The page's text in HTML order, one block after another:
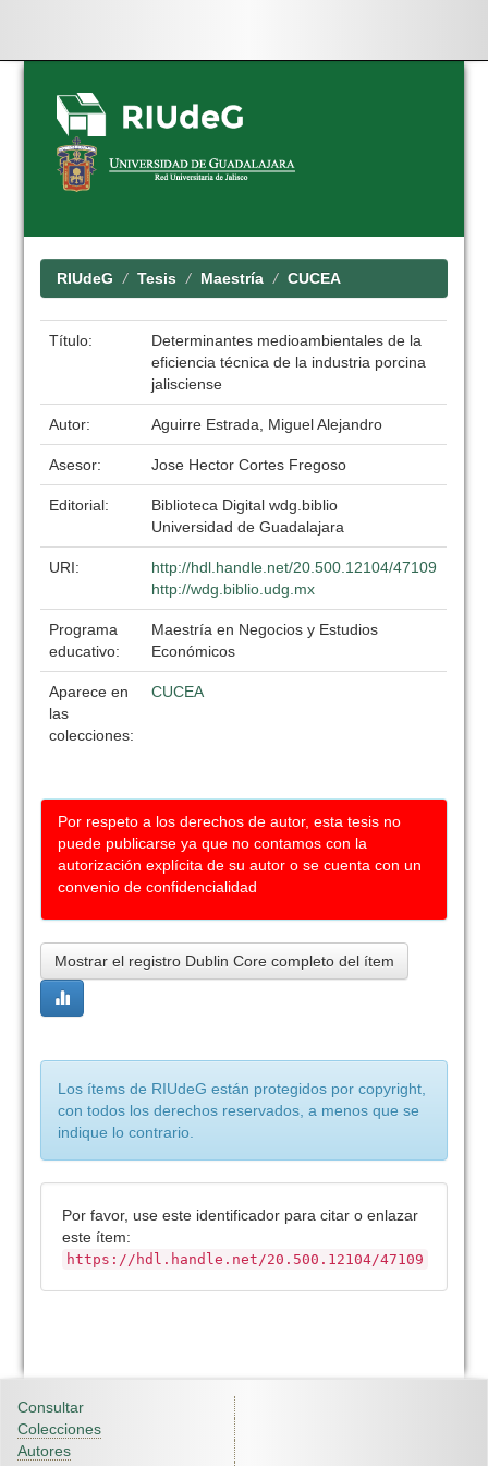
Skip
navigation
RIUdeG Tesis Maestría CUCEA
Título:
Determinantes medioambientales de la
eficiencia técnica de la industria porcina
jalisciense
Autor: Aguirre Estrada, Miguel Alejandro
Asesor: Jose Hector Cortes Fregoso
Editorial:
Biblioteca Digital wdg.biblio
Universidad de Guadalajara
URI:
http://hdl.handle.net/20.500.12104/47109
http://wdg.biblio.udg.mx
Programa
educativo:
Maestría en Negocios y Estudios
Económicos
Aparece en
las
colecciones:
CUCEA
Por respeto a los derechos de autor, esta tesis no
puede publicarse ya que no contamos con la
autorización explícita de su autor o se cuenta con un
convenio de confidencialidad
Mostrar el registro Dublin Core completo del ítem
Los ítems de RIUdeG están protegidos por copyright,
con todos los derechos reservados, a menos que se
indique lo contrario.
Por favor, use este identificador para citar o enlazar
este ítem:
https://hdl.handle.net/20.500.12104/47109
Consultar
Colecciones
Autores